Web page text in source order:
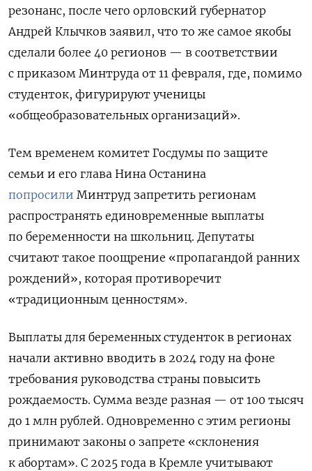
резонанс, после чего орловский губернатор
Андрей Клычков заявил, что то же самое якобы
сделали более 40 регионов — в соответствии
с приказом Минтруда от 11 февраля, где, помимо
студенток, фигурируют ученицы
«общеобразовательных организаций».
Тем временем комитет Госдумы по защите
семьи и его глава Нина Останина
попросили Минтруд запретить регионам
распространять единовременные выплаты
по беременности на школьниц. Депутаты
считают такое поощрение «пропагандой ранних
рождений», которая противоречит
«традиционным ценностям».
Выплаты для беременных студенток в регионах
начали активно вводить в 2024 году на фоне
требования руководства страны повысить
рождаемость. Сумма везде разная — от 100 тысяч
до 1 млн рублей. Одновременно с этим регионы
принимают законы о запрете «склонения
к абортам». С 2025 года в Кремле учитывают